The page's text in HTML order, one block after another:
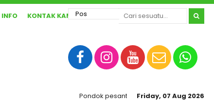
INFO KONTAK KAMI
Friday, 07 Aug 2026
Pondok pesantren ibnu abbas sragen yang